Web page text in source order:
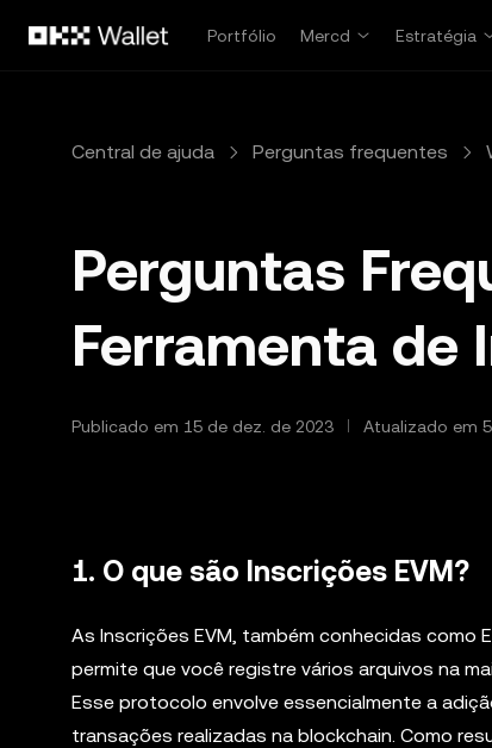
Portfólio
Mercd Estratégia
Central de ajuda Perguntas frequentes
Perguntas
Ferramenta de
Publicado em 15 de dez. de 2023 Atualizado em
1. O que são Inscrições EVM?
As Inscrições EVM, também conhecidas
permite que você registre vários arquivos na
Esse protocolo envolve essencialmente a
transações realizadas na blockchain. Como